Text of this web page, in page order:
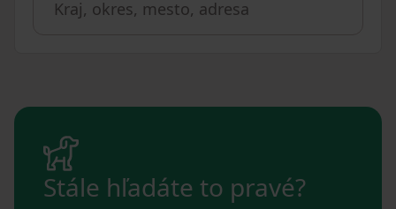
Stále hľadáte to pravé?